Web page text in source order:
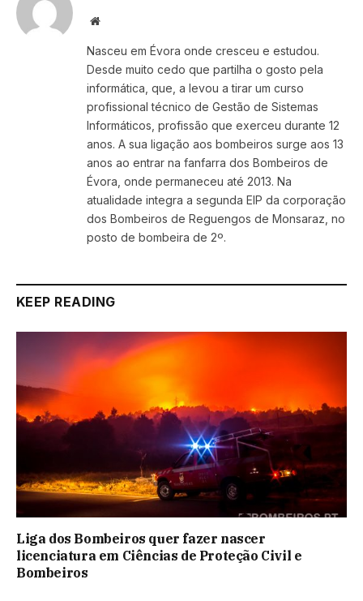
Website
Nasceu em Évora onde cresceu e estudou.
Desde muito cedo que partilha o gosto pela
informática, que, a levou a tirar um curso
profissional técnico de Gestão de Sistemas
Informáticos, profissão que exerceu durante 12
anos. A sua ligação aos bombeiros surge aos 13
anos ao entrar na fanfarra dos Bombeiros de
Évora, onde permaneceu até 2013. Na
atualidade integra a segunda EIP da corporação
dos Bombeiros de Reguengos de Monsaraz, no
posto de bombeira de 2º.
KEEP READING
Liga dos Bombeiros quer fazer nascer
licenciatura em Ciências de Proteção Civil e
Bombeiros